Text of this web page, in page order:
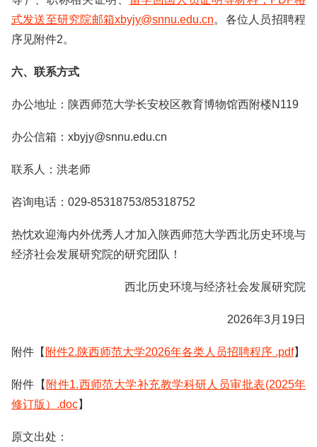
式发送至研究院邮箱xbyjy@snnu.edu.cn。各位人员招聘程
序见附件2。
六、联系方式
办公地址：陕西师范大学长安校区教育博物馆西附楼N119
办公信箱：xbyjy@snnu.edu.cn
联系人：洪老师
咨询电话：029-85318753/85318752
热忱欢迎海内外优秀人才加入陕西师范大学西北历史环境与
经济社会发展研究院的研究团队！
西北历史环境与经济社会发展研究院
2026年3月19日
附件【 附件2.陕西师范大学2026年各类人员招聘程序 .pdf】
附件【 附件1.西师范大学补充教学科研人员审批表(2025年
修订版）.doc】
原文出处：